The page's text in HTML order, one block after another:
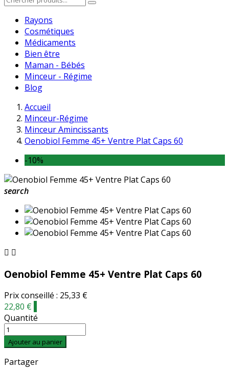
Rayons
Cosmétiques
Médicaments
Bien être
Maman - Bébés
Minceur - Régime
Blog
Accueil
Minceur-Régime
Minceur Amincissants
Oenobiol Femme 45+ Ventre Plat Caps 60
-10%
search
 
Oenobiol Femme 45+ Ventre Plat Caps 60
Prix conseillé : 25,33 €
22,80 €
Quantité
Ajouter au panier
Partager